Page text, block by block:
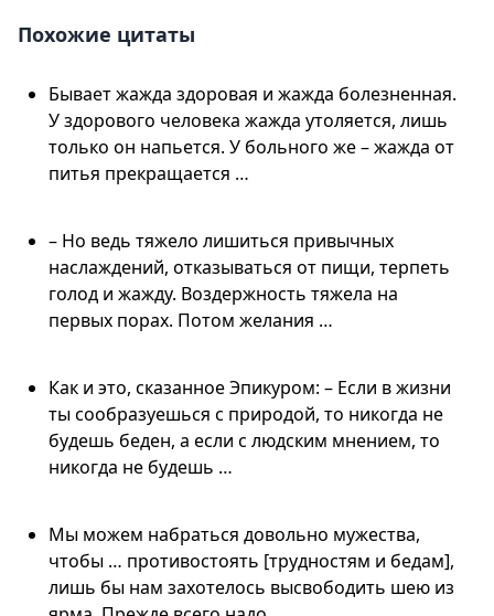
Похожие цитаты
Бывает жажда здоровая и жажда болезненная.
У здорового человека жажда утоляется, лишь
только он напьется. У больного же – жажда от
питья прекращается …
– Но ведь тяжело лишиться привычных
наслаждений, отказываться от пищи, терпеть
голод и жажду. Воздержность тяжела на
первых порах. Потом желания …
Как и это, сказанное Эпикуром: – Если в жизни
ты сообразуешься с природой, то никогда не
будешь беден, а если с людским мнением, то
никогда не будешь …
Мы можем набраться довольно мужества,
чтобы … противостоять [трудностям и бедам],
лишь бы нам захотелось высвободить шею из